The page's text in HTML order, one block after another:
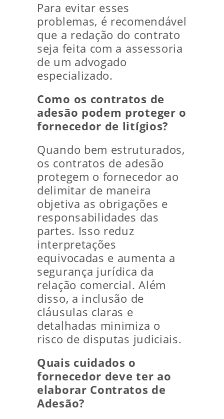
Para evitar esses
problemas, é recomendável
que a redação do contrato
seja feita com a assessoria
de um advogado
especializado.
Como os contratos de
adesão podem proteger o
fornecedor de litígios?
Quando bem estruturados,
os contratos de adesão
protegem o fornecedor ao
delimitar de maneira
objetiva as obrigações e
responsabilidades das
partes. Isso reduz
interpretações
equivocadas e aumenta a
segurança jurídica da
relação comercial. Além
disso, a inclusão de
cláusulas claras e
detalhadas minimiza o
risco de disputas judiciais.
Quais cuidados o
fornecedor deve ter ao
elaborar Contratos de
Adesão?